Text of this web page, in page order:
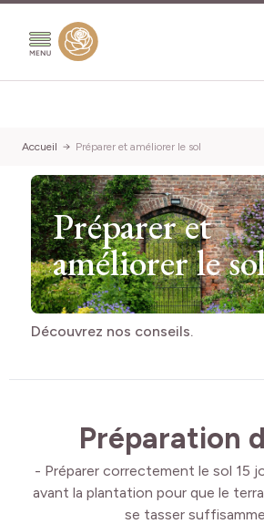
Accueil Préparer et améliorer le sol
Préparer et
améliorer le
Découvrez nos conseils.
Préparation
- Préparer correctement le sol 15
avant la plantation pour que le
se tasser